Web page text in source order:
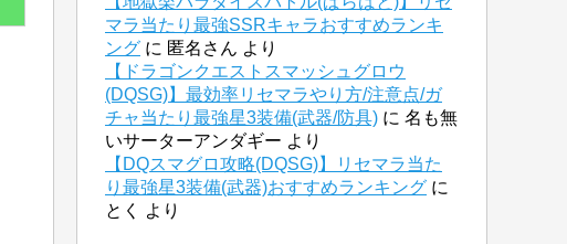
マラ当たり最強SSRキャラおすすめランキ
ング に 匿名さん より
【ドラゴンクエストスマッシュグロウ
(DQSG)】最効率リセマラやり方/注意点/ガ
チャ当たり最強星3装備(武器/防具) に 名も無
いサーターアンダギー より
【DQスマグロ攻略(DQSG)】リセマラ当た
り最強星3装備(武器)おすすめランキング に
とく
より